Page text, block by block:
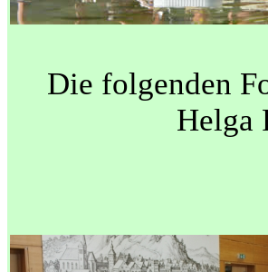
Die folgenden
Helga